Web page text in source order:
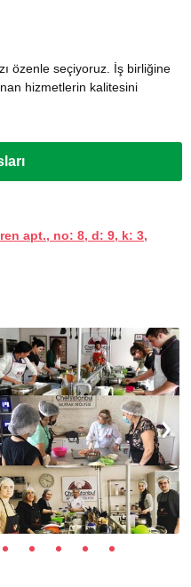
özenle seçiyoruz. İş birliğine
hizmetlerin kalitesini
apt., no: 8, d: 9, k: 3,